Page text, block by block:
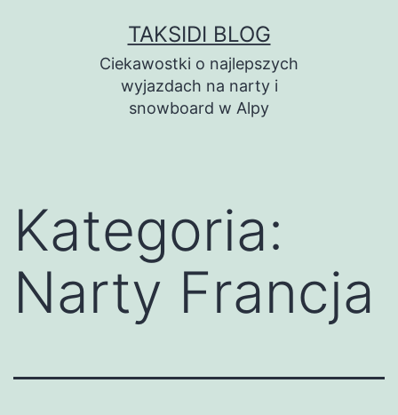
TAKSIDI BLOG
Ciekawostki o najlepszych
wyjazdach na narty i
snowboard w Alpy
Kategoria:
Narty Francja